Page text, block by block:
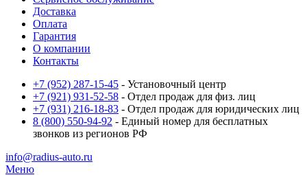
Доставка
Оплата
Гарантия
О компании
Контакты
+7 (952) 287-15-45 - Установочный центр
+7 (921) 931-52-58 - Отдел продаж для физ. лиц
+7 (931) 216-18-83 - Отдел продаж для юридических лиц
8 (800) 550-94-92 - Единый номер для бесплатных
звонков из регионов РФ
info@radius-auto.ru
Меню